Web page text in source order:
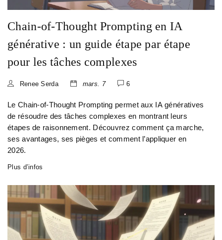
Chain-of-Thought Prompting en IA
générative : un guide étape par étape
pour les tâches complexes
Renee Serda mars. 7 6
Le Chain-of-Thought Prompting permet aux IA génératives
de résoudre des tâches complexes en montrant leurs
étapes de raisonnement. Découvrez comment ça marche,
ses avantages, ses pièges et comment l’appliquer en
2026.
Plus d’infos